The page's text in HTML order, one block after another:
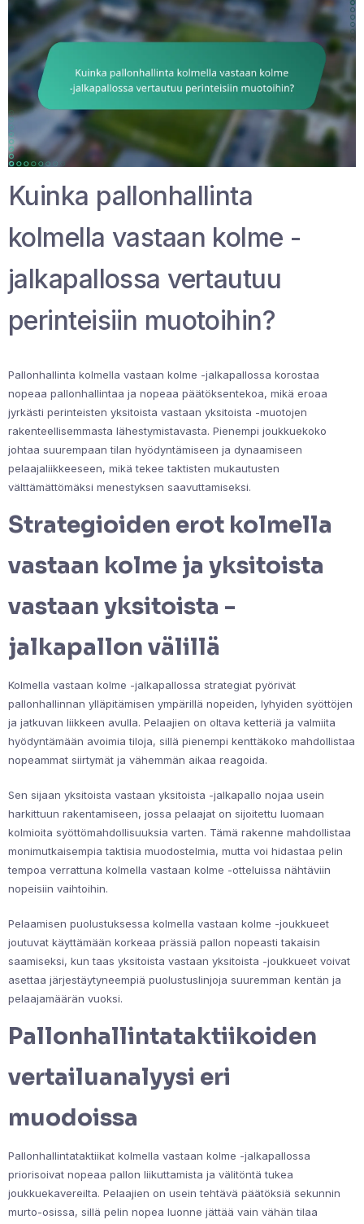
Kuinka pallonhallinta
kolmella vastaan kolme -
jalkapallossa vertautuu
perinteisiin muotoihin?
Pallonhallinta kolmella vastaan kolme -jalkapallossa korostaa
nopeaa pallonhallintaa ja nopeaa päätöksentekoa, mikä eroaa
jyrkästi perinteisten yksitoista vastaan yksitoista -muotojen
rakenteellisemmasta lähestymistavasta. Pienempi joukkuekoko
johtaa suurempaan tilan hyödyntämiseen ja dynaamiseen
pelaajaliikkeeseen, mikä tekee taktisten mukautusten
välttämättömäksi menestyksen saavuttamiseksi.
Strategioiden erot kolmella
vastaan kolme ja yksitoista
vastaan yksitoista -
jalkapallon välillä
Kolmella vastaan kolme -jalkapallossa strategiat pyörivät
pallonhallinnan ylläpitämisen ympärillä nopeiden, lyhyiden syöttöjen
ja jatkuvan liikkeen avulla. Pelaajien on oltava ketteriä ja valmiita
hyödyntämään avoimia tiloja, sillä pienempi kenttäkoko mahdollistaa
nopeammat siirtymät ja vähemmän aikaa reagoida.
Sen sijaan yksitoista vastaan yksitoista -jalkapallo nojaa usein
harkittuun rakentamiseen, jossa pelaajat on sijoitettu luomaan
kolmioita syöttömahdollisuuksia varten. Tämä rakenne mahdollistaa
monimutkaisempia taktisia muodostelmia, mutta voi hidastaa pelin
tempoa verrattuna kolmella vastaan kolme -otteluissa nähtäviin
nopeisiin vaihtoihin.
Pelaamisen puolustuksessa kolmella vastaan kolme -joukkueet
joutuvat käyttämään korkeaa prässiä pallon nopeasti takaisin
saamiseksi, kun taas yksitoista vastaan yksitoista -joukkueet voivat
asettaa järjestäytyneempiä puolustuslinjoja suuremman kentän ja
pelaajamäärän vuoksi.
Pallonhallintataktiikoiden
vertailuanalyysi eri
muodoissa
Pallonhallintataktiikat kolmella vastaan kolme -jalkapallossa
priorisoivat nopeaa pallon liikuttamista ja välitöntä tukea
joukkuekavereilta. Pelaajien on usein tehtävä päätöksiä sekunnin
murto-osissa, sillä pelin nopea luonne jättää vain vähän tilaa